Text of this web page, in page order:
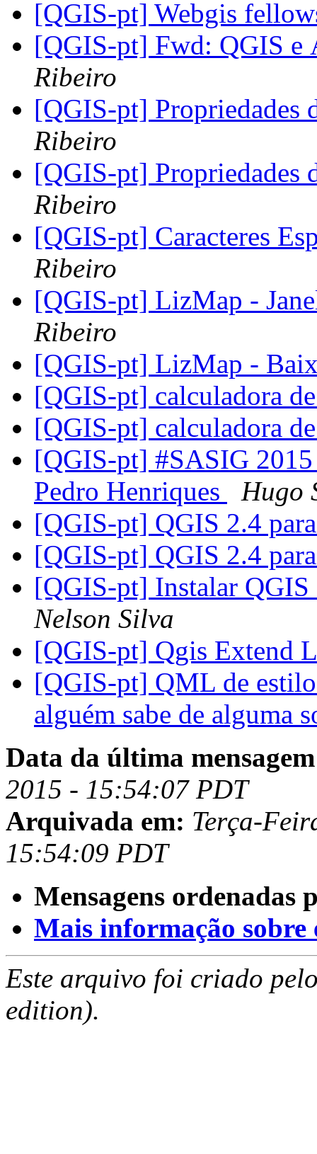
[QGIS-pt] Webgis
[QGIS-pt] Fwd: QGIS e
Ribeiro
[QGIS-pt] Propriedades
Ribeiro
[QGIS-pt] Propriedades
Ribeiro
[QGIS-pt] Caracteres
Ribeiro
[QGIS-pt] LizMap -
Ribeiro
[QGIS-pt] LizMap -
[QGIS-pt] calculadora
[QGIS-pt] calculadora
[QGIS-pt] #SASIG
Pedro Henriques
Hugo
[QGIS-pt] QGIS 2.4
[QGIS-pt] QGIS 2.4
[QGIS-pt] Instalar
Nelson Silva
[QGIS-pt] Qgis Extend
[QGIS-pt] QML de
alguém sabe de alguma
Data da última
2015 - 15:54:07 PDT
Arquivada em: Terça-
15:54:09 PDT
Mensagens ordenadas
Mais informação sobre
Este arquivo foi criado
edition).